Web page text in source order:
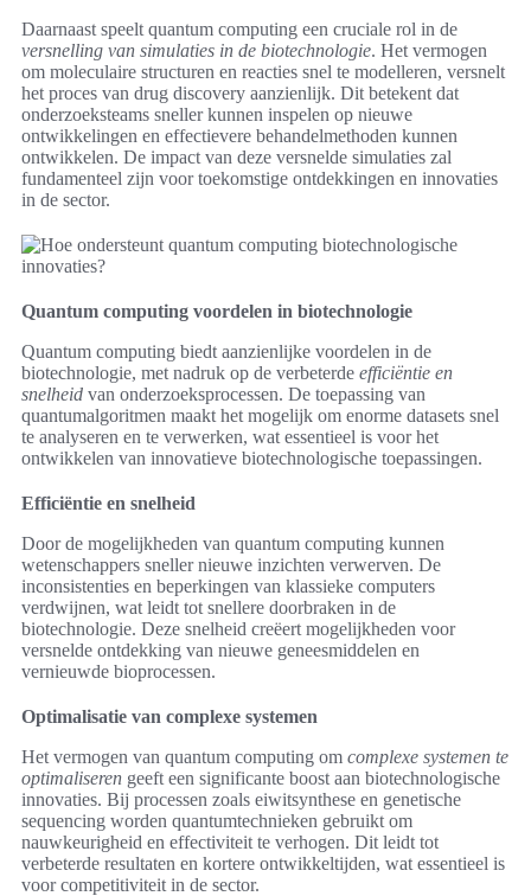
Daarnaast speelt quantum computing een cruciale rol in de
versnelling van simulaties in de biotechnologie. Het vermogen
om moleculaire structuren en reacties snel te modelleren, versnelt
het proces van drug discovery aanzienlijk. Dit betekent dat
onderzoeksteams sneller kunnen inspelen op nieuwe
ontwikkelingen en effectievere behandelmethoden kunnen
ontwikkelen. De impact van deze versnelde simulaties zal
fundamenteel zijn voor toekomstige ontdekkingen en innovaties
in de sector.
Quantum computing voordelen in biotechnologie
Quantum computing biedt aanzienlijke voordelen in de
biotechnologie, met nadruk op de verbeterde efficiëntie en
snelheid van onderzoeksprocessen. De toepassing van
quantumalgoritmen maakt het mogelijk om enorme datasets snel
te analyseren en te verwerken, wat essentieel is voor het
ontwikkelen van innovatieve biotechnologische toepassingen.
Efficiëntie en snelheid
Door de mogelijkheden van quantum computing kunnen
wetenschappers sneller nieuwe inzichten verwerven. De
inconsistenties en beperkingen van klassieke computers
verdwijnen, wat leidt tot snellere doorbraken in de
biotechnologie. Deze snelheid creëert mogelijkheden voor
versnelde ontdekking van nieuwe geneesmiddelen en
vernieuwde bioprocessen.
Optimalisatie van complexe systemen
Het vermogen van quantum computing om complexe systemen te
optimaliseren geeft een significante boost aan biotechnologische
innovaties. Bij processen zoals eiwitsynthese en genetische
sequencing worden quantumtechnieken gebruikt om
nauwkeurigheid en effectiviteit te verhogen. Dit leidt tot
verbeterde resultaten en kortere ontwikkeltijden, wat essentieel is
voor competitiviteit in de sector.